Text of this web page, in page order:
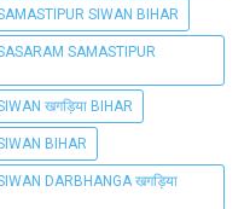
SIWAN BIHAR
SAMASTIPUR
खगड़िया BIHAR
BIHAR
DARBHANGA खगड़िया